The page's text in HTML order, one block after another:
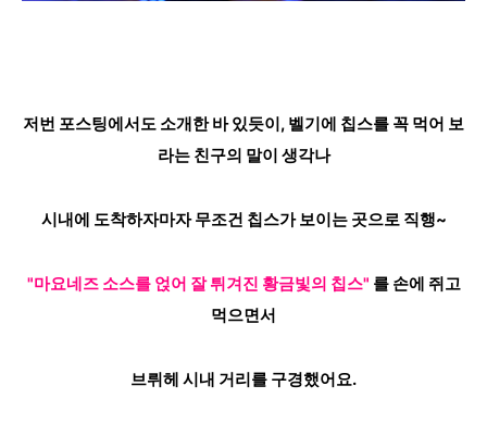
저번 포스팅에서도 소개한 바 있듯이, 벨기에 칩스를 꼭 먹어 보
라는 친구의 말이 생각나
시내에 도착하자마자 무조건 칩스가 보이는 곳으로 직행~
"마요네즈 소스를 얹어 잘 튀겨진 황금빛의 칩스" 를 손에 쥐고
먹으면서
브뤼헤 시내 거리를 구경했어요.